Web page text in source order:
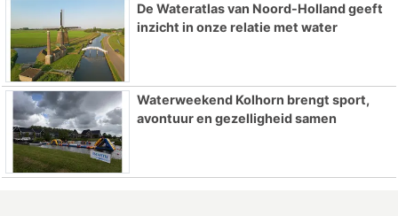
De Wateratlas van Noord-Holland geeft
inzicht in onze relatie met water
Waterweekend Kolhorn brengt sport,
avontuur en gezelligheid samen